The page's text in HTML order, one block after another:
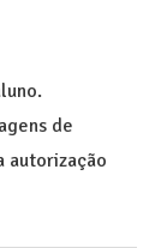
de
autorização